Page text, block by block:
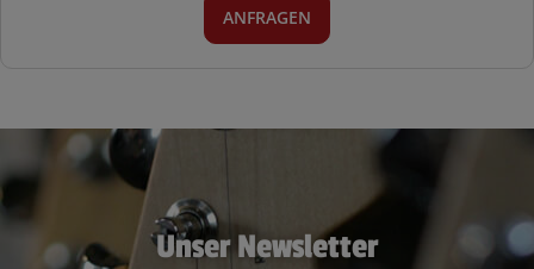
ANFRAGEN
Unser Newsletter